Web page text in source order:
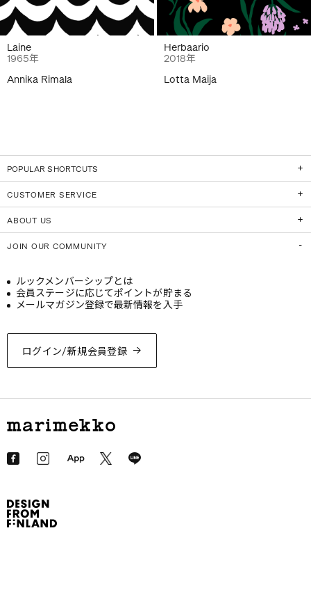
Laine
1965年
Annika Rimala
Herbaario
2018年
Lotta Maija
POPULAR SHORTCUTS
CUSTOMER SERVICE
ABOUT US
JOIN OUR COMMUNITY
ログイン/新規会員登録
ルックメンバーシップとは
会員ステージに応じてポイントが貯まる
メールマガジン登録で最新情報を入手